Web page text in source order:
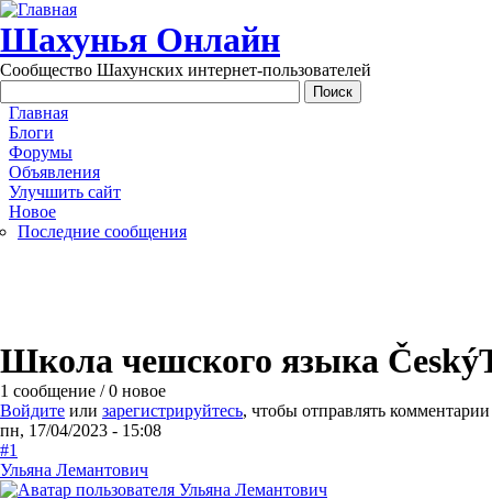
Перейти к основному содержанию
Шахунья Онлайн
Сообщество Шахунских интернет-пользователей
Main menu
Главная
Блоги
Форумы
Объявления
Улучшить сайт
Новое
Последние сообщения
Школа чешского языка
1 сообщение / 0 новое
Войдите или зарегистрируйтесь, чтобы отправлять комментарии
пн, 17/04/2023 - 15:08
#1
Ульяна Лемантович